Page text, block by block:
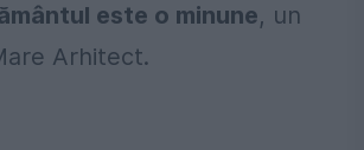
este o minune, un
Arhitect.